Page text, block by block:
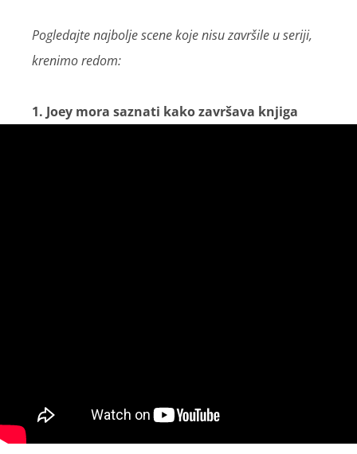
Pogledajte najbolje scene koje nisu završile u seriji,
krenimo redom:
1. Joey mora saznati kako završava knjiga